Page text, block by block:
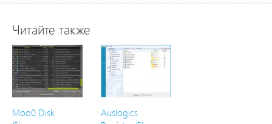
Читайте также
Moo0 Disk
Auslogics